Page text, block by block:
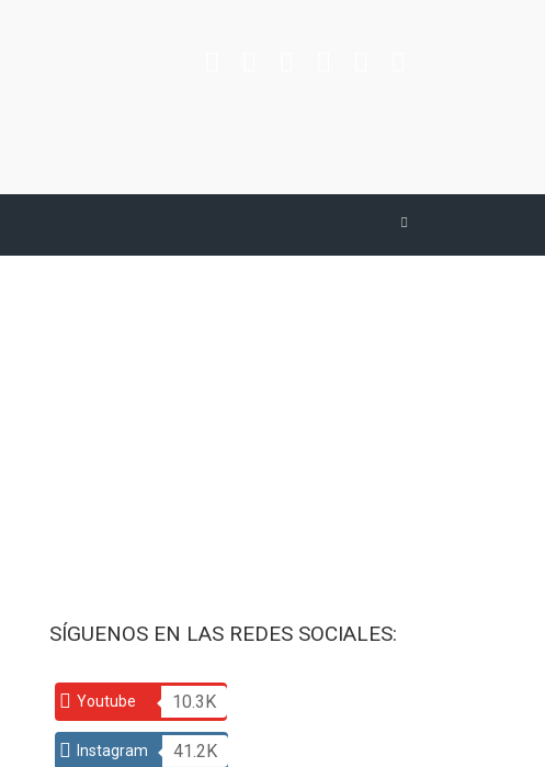
SÍGUENOS EN LAS REDES SOCIALES:
Youtube 10.3K
Instagram 41.2K